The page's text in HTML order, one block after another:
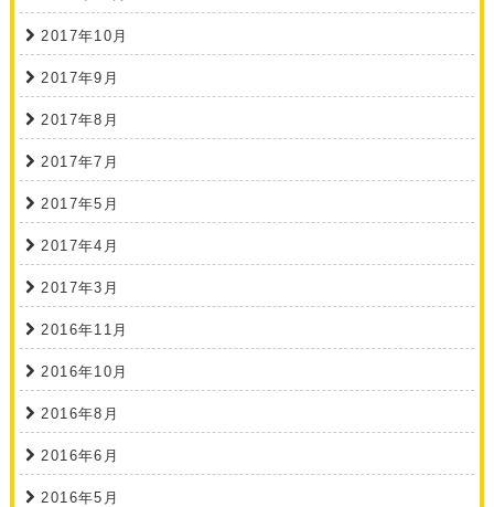
2017年10月
2017年9月
2017年8月
2017年7月
2017年5月
2017年4月
2017年3月
2016年11月
2016年10月
2016年8月
2016年6月
2016年5月